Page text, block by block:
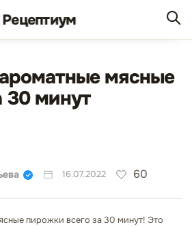
Рецептиум
мясные
30 минут
16.07.2022 60
пирожки всего за 30 минут! Это